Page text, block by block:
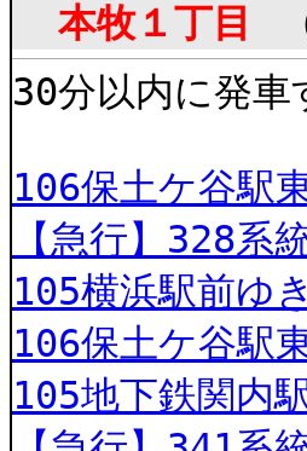
本牧１丁目
(
30分以内に発
106保土ケ谷駅
【急行】328系
105横浜駅前ゆき
106保土ケ谷駅
105地下鉄関内